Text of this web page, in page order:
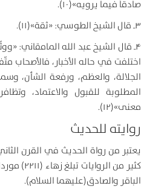
صادقاً فيما يرويه»(۱۰).
۳ـ قال الشيخ الطوسي: «ثقة»(۱۱).
۴ـ قال الشيخ عبد الله المامقاني:
اختلفت في حاله الأخبار، فالأصحاب
الجلالة، والعظم، ورفعة الشأن،
المطلوبة للقبول والاعتماد،
معنى»(۱۲).
روايته للحديث
يعتبر من رواة الحديث في القرن
كثير من
الباقر والصادق(عليهما السلام).